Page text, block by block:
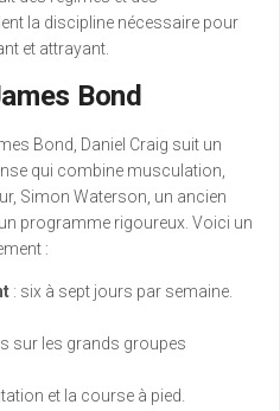
la discipline nécessaire pour
et attrayant.
Bond
Bond, Daniel Craig suit un
qui combine musculation,
Simon Waterson, un ancien
programme rigoureux. Voici un
:
: six à sept jours par semaine.
sur les grands groupes
et la course à pied.